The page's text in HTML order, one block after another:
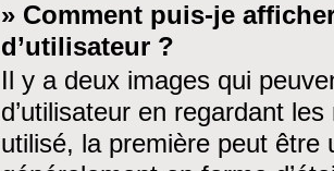
» Comment puis-je
d’utilisateur ?
Il y a deux images qui
d’utilisateur en regardant
utilisé, la première peut être